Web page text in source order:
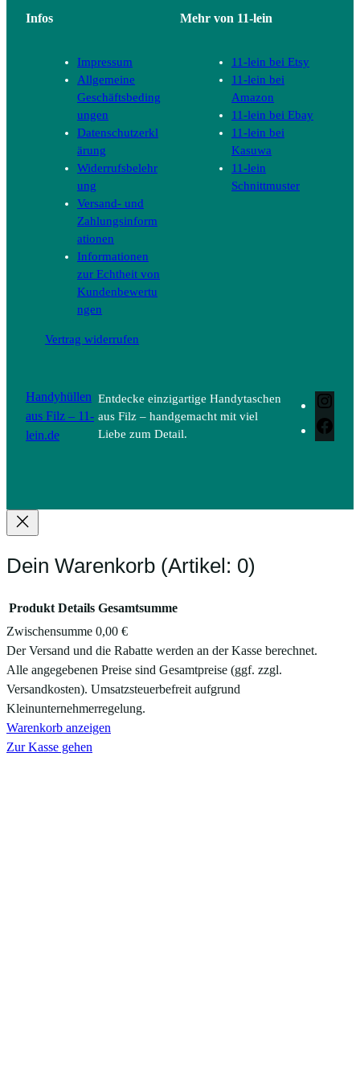
Infos
Impressum
Allgemeine
Geschäftsbeding
ungen
Datenschutzerkl
ärung
Widerrufsbelehr
ung
Versand- und
Zahlungsinform
ationen
Informationen
zur Echtheit von
Kundenbewertu
ngen
Vertrag widerrufen
Mehr von 11-lein
11-lein bei Etsy
11-lein bei
Amazon
11-lein bei Ebay
11-lein bei
Kasuwa
11-lein
Schnittmuster
Handyhüllen
aus Filz – 11-
lein.de
Entdecke einzigartige Handytaschen
aus Filz – handgemacht mit viel
Liebe zum Detail.
Dein Warenkorb (Artikel: 0)
Produkte
im
Warenkorb
Produkt Details Gesamtsumme
Zwischensumme 0,00 €
Der Versand und die Rabatte werden an der Kasse berechnet.
Alle angegebenen Preise sind Gesamtpreise (ggf. zzgl.
Versandkosten). Umsatzsteuerbefreit aufgrund
Kleinunternehmerregelung.
Warenkorb anzeigen
Zur Kasse gehen